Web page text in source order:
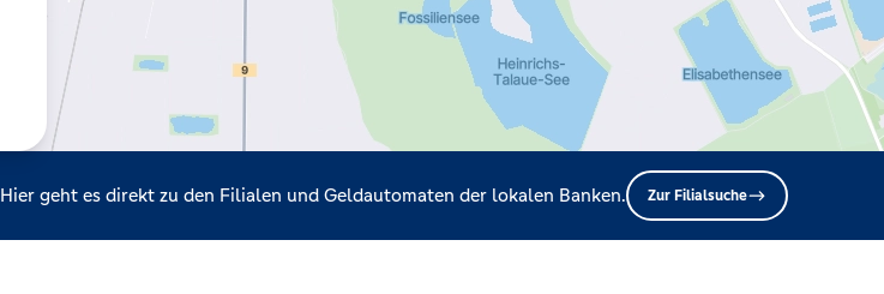
Hier geht es direkt zu den Filialen und Geldautomaten der lokalen Banken. Zur Filialsuche